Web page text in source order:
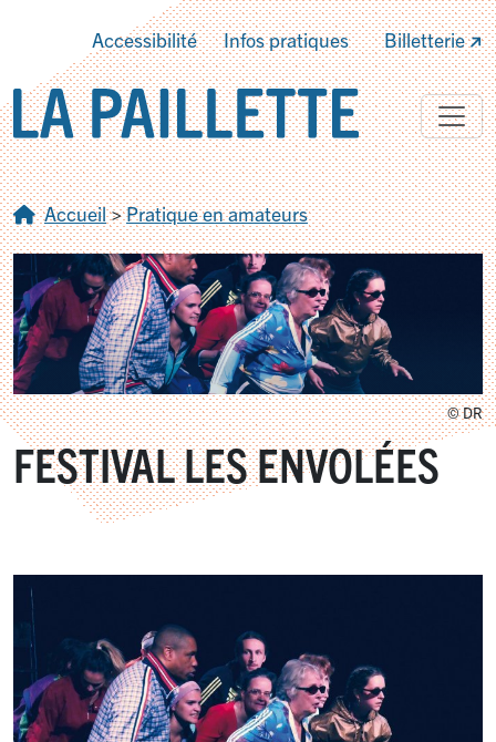
Accessibilité Infos pratiques Billetterie
Accueil>Pratique en amateurs
© DR
FESTIVAL LES ENVOLÉES